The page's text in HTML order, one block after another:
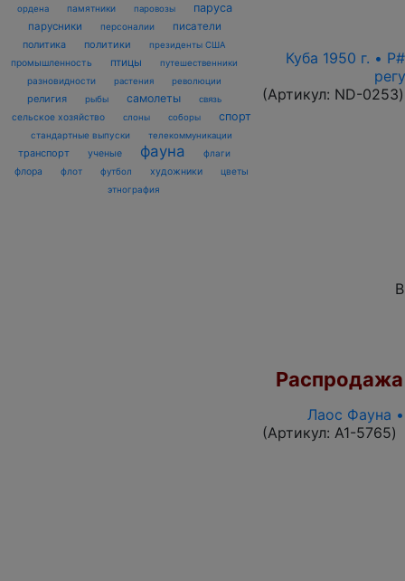
ордена
памятники паровозы паруса
парусники персоналии
писатели
политика
политики президенты США
промышленность птицы путешественники
разновидности растения революции
религия рыбы самолеты связь
сельское хозяйство слоны соборы спорт
стандартные выпуски телекоммуникации
транспорт ученые фауна флаги
флора флот футбол художники
цветы
этнография
Куба 1950 г. •
(Артикул: ND-0253)
Распродажа
Лаос Фауна
(Артикул: A1-5765)